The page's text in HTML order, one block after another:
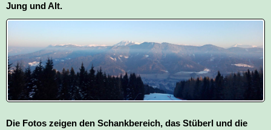
Jung und Alt.
Die Fotos zeigen den Schankbereich, das Stüberl und die